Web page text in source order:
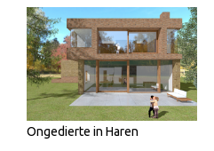
Ongedierte in Haren